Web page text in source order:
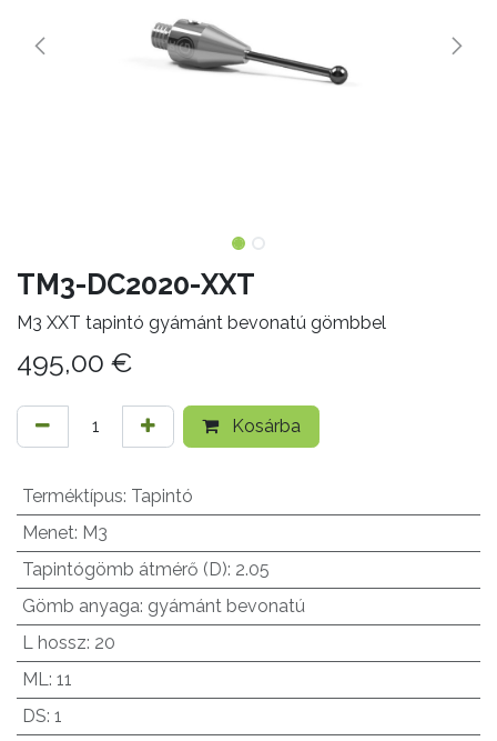
TM3-DC2020-XXT
M3 XXT tapintó gyámánt bevonatú gömbbel
495,00 €
Kosárba
Terméktípus: Tapintó
Menet: M3
Tapintógömb átmérő (D): 2.05
Gömb anyaga: gyámánt bevonatú
L hossz: 20
ML: 11
DS: 1